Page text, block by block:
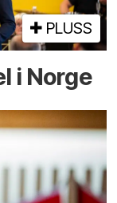
PLUSS
i Norge